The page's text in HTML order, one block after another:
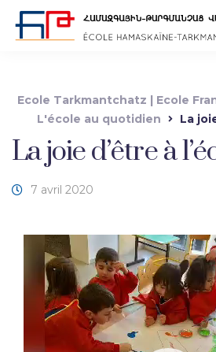
Ecole Tarkmantchatz | Ecole
L'école au quotidien
La
La joie d’être à
7 avril 2020
Lecteur
vidéo